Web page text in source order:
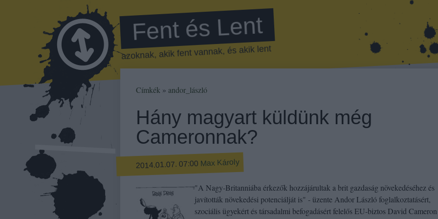
Fent és Lent
azoknak, akik fent vannak, és akik lent
Címkék » andor_lászló
Hány magyart küldünk még
Cameronnak?
2014.01.07. 07:00 Max Károly
"A Nagy-Britanniába érkezők hozzájárultak a brit gazdaság növekedéséhez és
javították növekedési potenciálját is" - üzente Andor László foglalkoztatásért,
szociális ügyekért és társadalmi befogadásért felelős EU-biztos David